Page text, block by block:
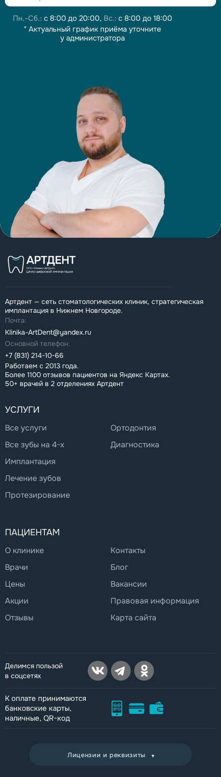
Пн.-Сб.: с 8:00 до 20:00, Вс.: с 8:00 до 18:00
* Актуальный график приёма уточните
у администратора
Артдент — сеть стоматологических клиник, стратегическая
имплантация в Нижнем Новгороде.
Почта:
Klinika-ArtDent@yandex.ru
Основной телефон:
+7 (831) 214-10-66
Работаем с 2013 года.
Более 1100 отзывов пациентов на Яндекс Картах.
50+ врачей в 2 отделениях Артдент
Делимся пользой
в соцсетях
К оплате принимаются
банковские карты,
наличные, QR-код
Лицензии и реквизиты
УСЛУГИ
Все услуги
Все зубы на 4-х
Имплантация
Лечение зубов
Протезирование
Ортодонтия
Диагностика
ПАЦИЕНТАМ
О клинике
Врачи
Цены
Акции
Отзывы
Контакты
Блог
Вакансии
Правовая информация
Карта сайта